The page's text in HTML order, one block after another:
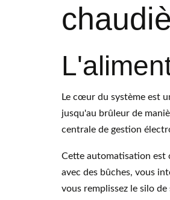
Le cœur du système est
jusqu'au brûleur de
centrale de gestion
Cette automatisation est
avec des bûches, vous
vous remplissez le silo